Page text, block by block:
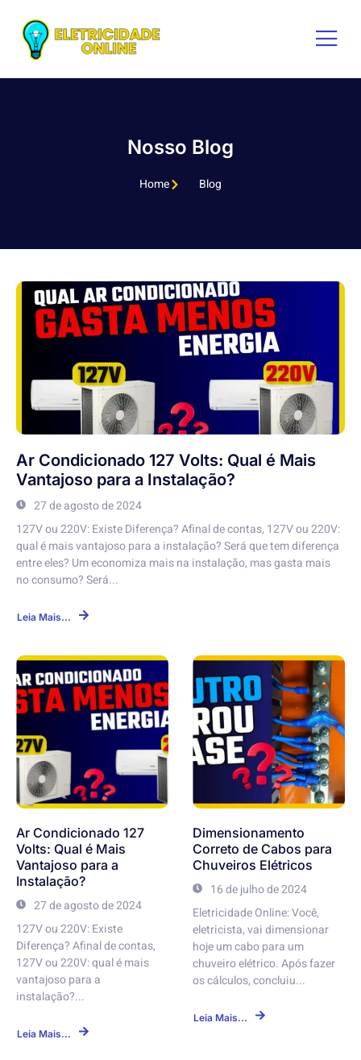
Nosso Blog
Home Blog
Ar Condicionado 127 Volts: Qual é Mais
Vantajoso para a Instalação?
27 de agosto de 2024
127V ou 220V: Existe Diferença? Afinal de contas, 127V ou 220V:
qual é mais vantajoso para a instalação? Será que tem diferença
entre eles? Um economiza mais na instalação, mas gasta mais
no consumo? Será...
Leia Mais...
Ar Condicionado 127
Volts: Qual é Mais
Vantajoso para a
Instalação?
27 de agosto de 2024
127V ou 220V: Existe
Diferença? Afinal de contas,
127V ou 220V: qual é mais
vantajoso para a
instalação?...
Leia Mais...
Dimensionamento
Correto de Cabos para
Chuveiros Elétricos
16 de julho de 2024
Eletricidade Online: Você,
eletricista, vai dimensionar
hoje um cabo para um
chuveiro elétrico. Após fazer
os cálculos, concluiu...
Leia Mais...